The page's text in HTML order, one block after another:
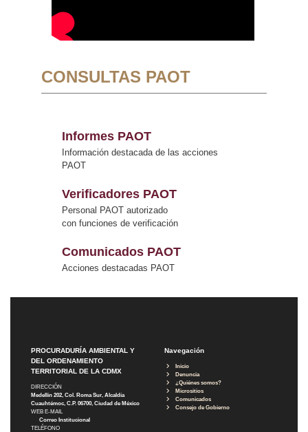
CONSULTAS PAOT
Informes PAOT
Información destacada de las acciones
PAOT
Verificadores PAOT
Personal PAOT autorizado
con funciones de verificación
Comunicados PAOT
Acciones destacadas PAOT
PROCURADURÍA AMBIENTAL Y
DEL ORDENAMIENTO
TERRITORIAL DE LA CDMX
DIRECCIÓN
Medellín 202, Col. Roma Sur, Alcaldía
Cuauhtémoc, C.P. 06700, Ciudad de México
WEB E-MAIL
Correo Institucional
TELÉFONO
Navegación
Inicio
Denuncia
¿Quiénes somos?
Micrositios
Comunicados
Consejo de Gobierno